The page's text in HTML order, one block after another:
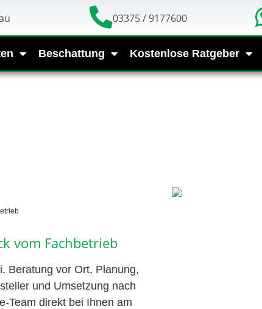
03375 / 9177600
Beschattung Kostenlose Ratgeber
vom Fachbetrieb
Beratung vor Ort, Planung,
und Umsetzung nach
Team direkt bei Ihnen am